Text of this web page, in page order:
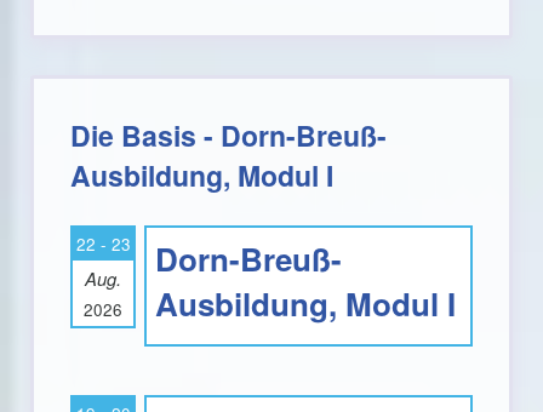
Die Basis - Dorn-Breuß-
Ausbildung, Modul I
22 - 23
Aug.
2026
Dorn-Breuß-
Ausbildung, Modul I